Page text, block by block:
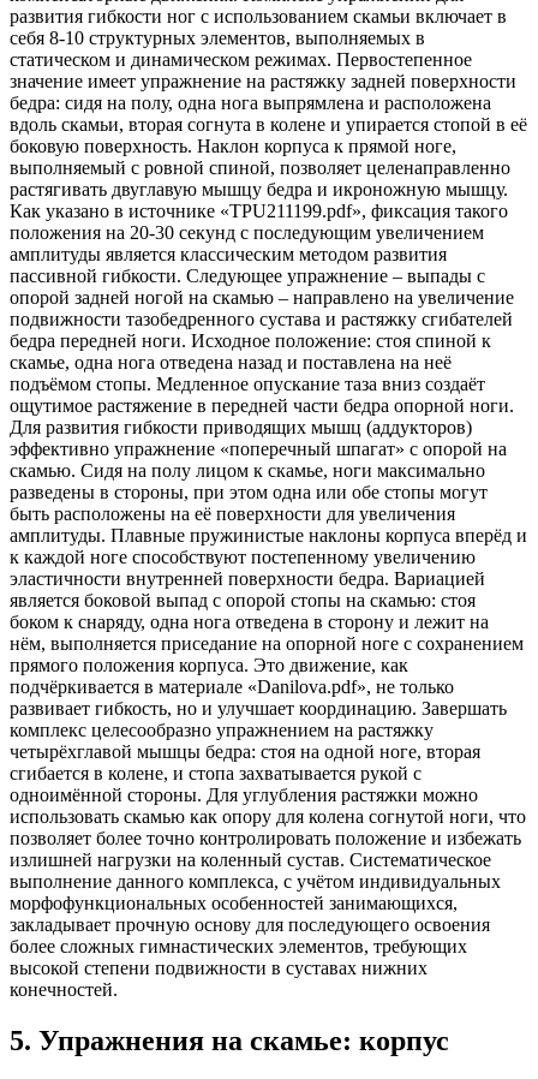
развития гибкости ног с использованием скамьи включает в
себя 8-10 структурных элементов, выполняемых в
статическом и динамическом режимах. Первостепенное
значение имеет упражнение на растяжку задней поверхности
бедра: сидя на полу, одна нога выпрямлена и расположена
вдоль скамьи, вторая согнута в колене и упирается стопой в её
боковую поверхность. Наклон корпуса к прямой ноге,
выполняемый с ровной спиной, позволяет целенаправленно
растягивать двуглавую мышцу бедра и икроножную мышцу.
Как указано в источнике «TPU211199.pdf», фиксация такого
положения на 20-30 секунд с последующим увеличением
амплитуды является классическим методом развития
пассивной гибкости. Следующее упражнение – выпады с
опорой задней ногой на скамью – направлено на увеличение
подвижности тазобедренного сустава и растяжку сгибателей
бедра передней ноги. Исходное положение: стоя спиной к
скамье, одна нога отведена назад и поставлена на неё
подъёмом стопы. Медленное опускание таза вниз создаёт
ощутимое растяжение в передней части бедра опорной ноги.
Для развития гибкости приводящих мышц (аддукторов)
эффективно упражнение «поперечный шпагат» с опорой на
скамью. Сидя на полу лицом к скамье, ноги максимально
разведены в стороны, при этом одна или обе стопы могут
быть расположены на её поверхности для увеличения
амплитуды. Плавные пружинистые наклоны корпуса вперёд и
к каждой ноге способствуют постепенному увеличению
эластичности внутренней поверхности бедра. Вариацией
является боковой выпад с опорой стопы на скамью: стоя
боком к снаряду, одна нога отведена в сторону и лежит на
нём, выполняется приседание на опорной ноге с сохранением
прямого положения корпуса. Это движение, как
подчёркивается в материале «Danilova.pdf», не только
развивает гибкость, но и улучшает координацию. Завершать
комплекс целесообразно упражнением на растяжку
четырёхглавой мышцы бедра: стоя на одной ноге, вторая
сгибается в колене, и стопа захватывается рукой с
одноимённой стороны. Для углубления растяжки можно
использовать скамью как опору для колена согнутой ноги, что
позволяет более точно контролировать положение и избежать
излишней нагрузки на коленный сустав. Систематическое
выполнение данного комплекса, с учётом индивидуальных
морфофункциональных особенностей занимающихся,
закладывает прочную основу для последующего освоения
более сложных гимнастических элементов, требующих
высокой степени подвижности в суставах нижних
конечностей.
5. Упражнения на скамье: корпус